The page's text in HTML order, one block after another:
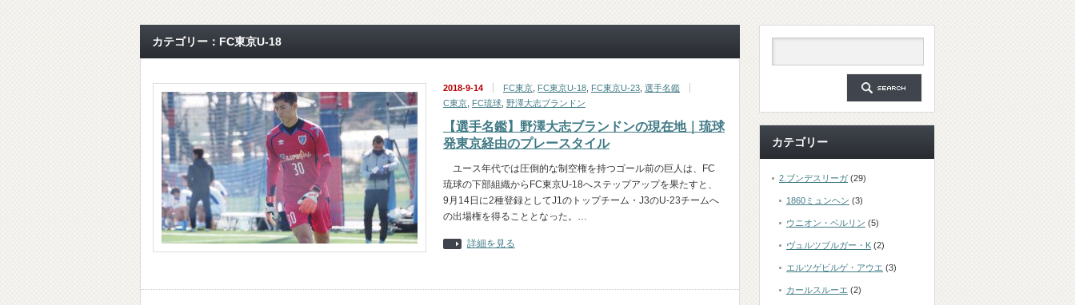
カテゴリー：FC東京U-18
2018-9-14 FC東京 FC東京U-18 FC東京U-23 選手名鑑
C東京 FC琉球 野澤大志ブランドン
【選手名鑑】野澤大志ブランドンの現在地｜琉球
発東京経由のプレースタイル
ユース年代では圧倒的な制空権を持つゴール前の巨人は、FC
琉球の下部組織からFC東京U-18へステップアップを果たすと、
9月14日に2種登録としてJ1のトップチーム・J3のU-23チームへ
の出場権を得ることとなった。…
詳細を見る
カテゴリー
2.ブンデスリーガ (29)
1860ミュンヘン (3)
ウニオン・ベルリン (5)
ヴュルツブルガー・K (2)
エルツゲビルゲ・アウエ (3)
カールスルーエ (2)